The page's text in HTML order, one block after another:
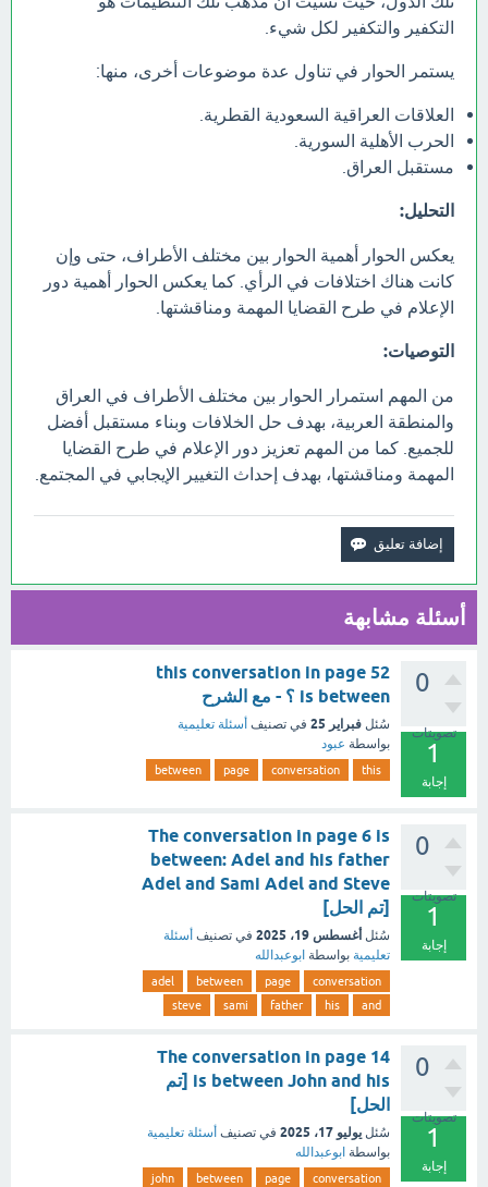
التكفير والتكفير لكل شيء.
يستمر الحوار في تناول عدة موضوعات أخرى، منها:
العلاقات العراقية السعودية القطرية.
الحرب الأهلية السورية.
مستقبل العراق.
التحليل:
يعكس الحوار أهمية الحوار بين مختلف الأطراف، حتى وإن
كانت هناك اختلافات في الرأي. كما يعكس الحوار أهمية دور
الإعلام في طرح القضايا المهمة ومناقشتها.
التوصيات:
من المهم استمرار الحوار بين مختلف الأطراف في العراق
والمنطقة العربية، بهدف حل الخلافات وبناء مستقبل أفضل
للجميع. كما من المهم تعزيز دور الإعلام في طرح القضايا
المهمة ومناقشتها، بهدف إحداث التغيير الإيجابي في المجتمع.
أسئلة مشابهة
0
تصويتات
1
إجابة
this conversation in page 52
is between ؟ - مع الشرح
سُئل فبراير 25 في تصنيف أسئلة تعليمية
بواسطة عبود
this
conversation
page
between
0
تصويتات
1
إجابة
The conversation in page 6 is
between: Adel and his father
Adel and Sami Adel and Steve
[تم الحل]
سُئل أغسطس 19، 2025 في تصنيف أسئلة
تعليمية بواسطة ابوعبدالله
conversation
page
between
adel
and
his
father
sami
steve
0
تصويتات
1
إجابة
The conversation in page 14
is between John and his [تم
الحل]
سُئل يوليو 17، 2025 في تصنيف أسئلة تعليمية
بواسطة ابوعبدالله
conversation
page
between
john